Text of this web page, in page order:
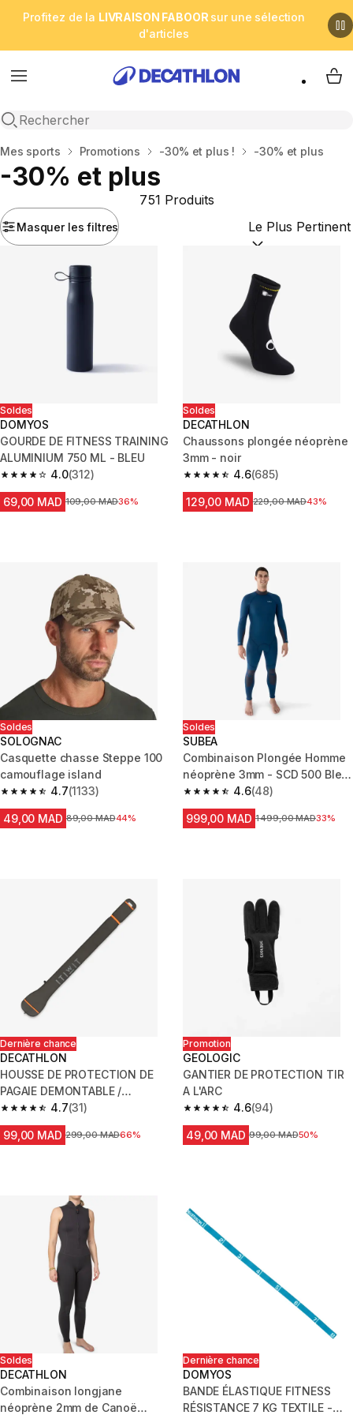
Profitez de la LIVRAISON FABOOR sur une sélection
d'articles
Menu
Open search
My
Accueil
Mes sports Promotions -30% et plus ! -30% et plus
-30% et plus
Masquer les filtres
751 Produits
Trier par :
Soldes
DOMYOS
GOURDE DE FITNESS TRAINING
ALUMINIUM 750 ML - BLEU
4.0
4.0 out of 5 stars from 312 reviews
(312)
69,00 MAD Prix avant la réduction
109,00 MAD36%
Soldes
DECATHLON
Chaussons plongée néoprène
3mm - noir
4.6
4.6 out of 5 stars from 685
(685)
129,00 MAD Prix avant la réduction
229,00 MAD43%
Soldes
SOLOGNAC
Casquette chasse Steppe 100
camouflage island
4.7
4.7 out of 5 stars from 1133 reviews
(1133)
49,00 MAD Prix avant la réduction
89,00 MAD44%
Soldes
SUBEA
Combinaison Plongée Homme
néoprène 3mm - SCD 500 Bleu
turquin
4.6
4.6 out of 5 stars from 48
(48)
999,00 MAD Prix avant la réduction
1 499,00 MAD33%
Dernière chance
DECATHLON
HOUSSE DE PROTECTION DE
PAGAIE DEMONTABLE /
REGLABLE DE STAND UP
PADDLE
4.7
4.7 out of 5 stars from 31 reviews
(31)
99,00 MAD Prix avant la réduction
299,00 MAD66%
Promotion
GEOLOGIC
GANTIER DE PROTECTION TIR
A L'ARC
4.6
4.6 out of 5 stars from 94
(94)
49,00 MAD Prix avant la réduction
99,00 MAD50%
Soldes
DECATHLON
Combinaison longjane
néoprène 2mm de Canoë
Dernière chance
DOMYOS
BANDE ÉLASTIQUE FITNESS
RÉSISTANCE 7 KG TEXTILE -